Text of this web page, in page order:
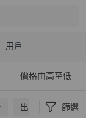
用戶
價格由高至低
出貨地點 篩選